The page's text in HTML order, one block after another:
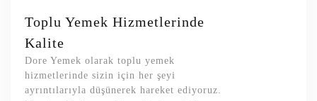
Toplu Yemek Hizmetlerinde
Kalite
Dore Yemek olarak toplu yemek
hizmetlerinde sizin için her şeyi
ayrıntılarıyla düşünerek hareket ediyoruz.